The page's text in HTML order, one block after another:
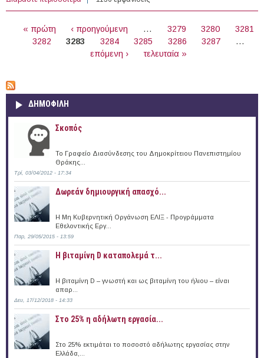
(05/09/2018)
« πρώτη ‹ προηγούμενη … 3279 3280
3281
3282
3283 3284 3285 3286 3287
…
επόμενη ›
τελευταία »
ΔΗΜΟΦΙΛΗ
Σκοπός
Το Γραφείο Διασύνδεσης του Δημοκρίτειου Πανεπιστημίου
Θράκης...
Τρί, 03/04/2012 - 17:34
Δωρεάν δημιουργική απασχό...
Η Μη Κυβερνητική Οργάνωση ΕΛΙΞ - Προγράμματα
Εθελοντικής Εργ...
Παρ, 29/05/2015 - 13:59
Η βιταμίνη D καταπολεμά τ...
Η βιταμίνη D – γνωστή και ως βιταμίνη του ήλιου – είναι
απαρ...
Δευ, 17/12/2018 - 14:33
Στο 25% η αδήλωτη εργασία...
Στο 25% εκτιμάται το ποσοστό αδήλωτης εργασίας στην
Ελλάδα,...